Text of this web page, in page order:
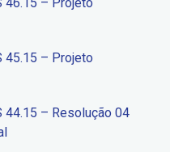
45.15 – Projeto
44.15 – Resolução 04